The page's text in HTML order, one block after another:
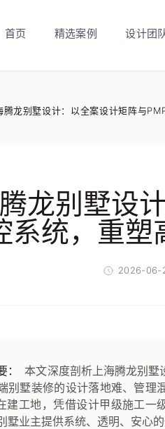
首页 精选案例 设计团
腾龙别墅设计：以全案设计矩阵与
龙别墅设
系统，重塑
2026-06-
本文深度剖析上海腾龙别墅
别墅装修的设计落地难、管理
建工地，凭借设计甲级施工一
墅业主提供系统、透明、安心的